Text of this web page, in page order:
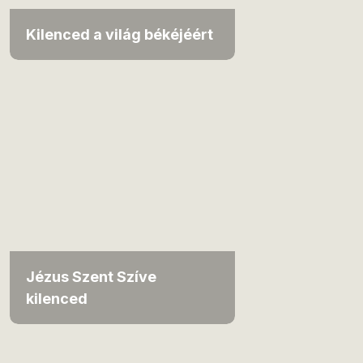
Kilenced a világ békéjéért
Jézus Szent Szíve
kilenced